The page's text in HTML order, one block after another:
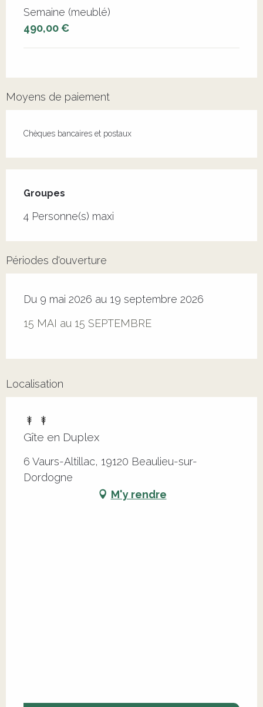
Semaine (meublé)
490,00 €
Moyens de paiement
Chèques bancaires et postaux
Groupes
Groupes
4 Personne(s) maxi
Périodes d'ouverture
Du 9 mai 2026 au 19 septembre 2026
15 MAI au 15 SEPTEMBRE
Localisation
Gîte en Duplex
6 Vaurs-Altillac, 19120 Beaulieu-sur-
Dordogne
M'y rendre